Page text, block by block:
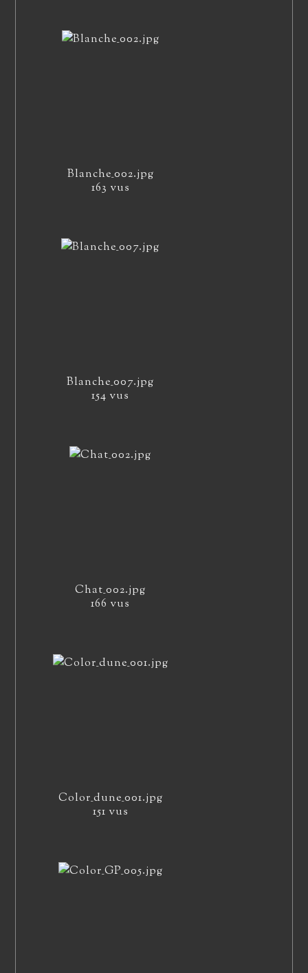
Blanche_002.jpg
163 vus
Blanche_007.jpg
154 vus
Chat_002.jpg
166 vus
Color_dune_001.jpg
151 vus